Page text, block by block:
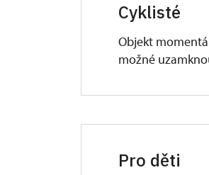
Cyklisté
Objekt
možné
Pro děti